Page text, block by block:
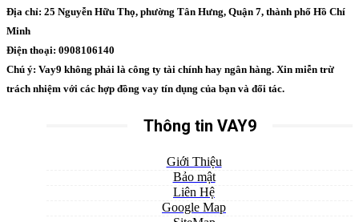
Địa chỉ: 25 Nguyễn Hữu Thọ, phường Tân Hưng, Quận 7, thành phố Hồ Chí
Minh
Điện thoại: 0908106140
Chú ý: Vay9 không phải là công ty tài chính hay ngân hàng. Xin miễn trừ
trách nhiệm với các hợp đồng vay tín dụng của bạn và đối tác.
Thông tin VAY9
Giới Thiệu
Bảo mật
Liên Hệ
Google Map